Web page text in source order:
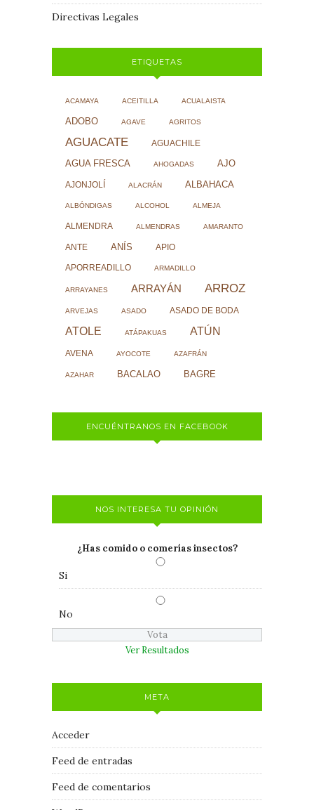
Directivas Legales
ETIQUETAS
ACAMAYA ACEITILLA ACUALAISTA
ADOBO AGAVE AGRITOS
AGUACATE AGUACHILE
AGUA FRESCA AHOGADAS AJO
AJONJOLÍ ALACRÁN ALBAHACA
ALBÓNDIGAS ALCOHOL ALMEJA
ALMENDRA ALMENDRAS AMARANTO
ANTE ANÍS APIO
APORREADILLO ARMADILLO
ARRAYANES ARRAYÁN ARROZ
ARVEJAS ASADO ASADO DE BODA
ATOLE ATÁPAKUAS ATÚN
AVENA AYOCOTE AZAFRÁN
AZAHAR BACALAO BAGRE
ENCUÉNTRANOS EN FACEBOOK
NOS INTERESA TU OPINIÓN
¿Has comido o comerías insectos?
Si
No
Ver Resultados
META
Acceder
Feed de entradas
Feed de comentarios